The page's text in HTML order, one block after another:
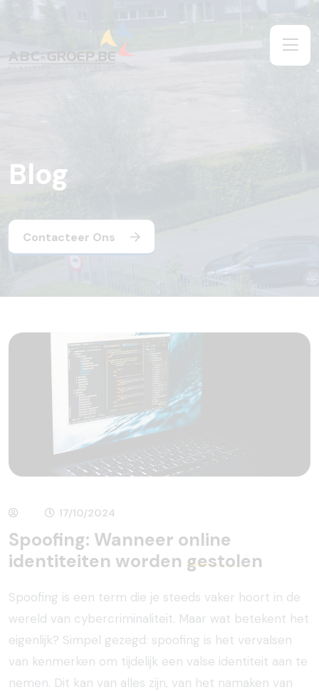
Blog
Contacteer Ons
17/10/2024
Spoofing: Wanneer online
identiteiten worden gestolen
Spoofing is een term die je steeds vaker hoort in de
wereld van cybercriminaliteit. Maar wat betekent het
eigenlijk? Simpel gezegd: spoofing is het vervalsen
van kenmerken om tijdelijk een valse identiteit aan te
nemen. Dit kan van alles zijn, van het namaken van